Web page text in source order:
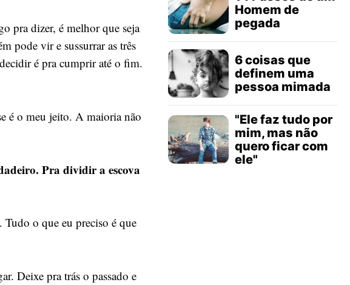
pra dizer, é melhor que seja
pode vir e sussurrar as três
é pra cumprir até o fim.
é o meu jeito. A maioria não
Pra dividir a escova
o que eu preciso é que
Deixe pra trás o passado e
Homem de
pegada
6 coisas que
definem uma
pessoa mimada
"Ele faz tudo por
mim, mas não
quero ficar com
ele"